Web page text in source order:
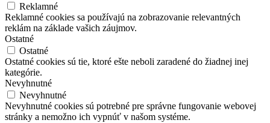
Reklamné
Reklamné cookies sa používajú na zobrazovanie relevantných
reklám na základe vašich záujmov.
Ostatné
Ostatné
Ostatné cookies sú tie, ktoré ešte neboli zaradené do žiadnej inej
kategórie.
Nevyhnutné
Nevyhnutné
Nevyhnutné cookies sú potrebné pre správne fungovanie webovej
stránky a nemožno ich vypnúť v našom systéme.